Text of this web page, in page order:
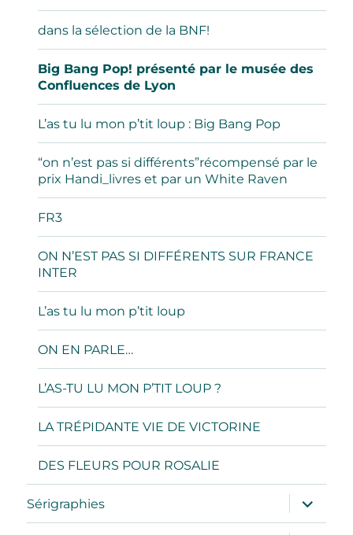
dans la sélection de la BNF!
Big Bang Pop! présenté par le musée des
Confluences de Lyon
L’as tu lu mon p’tit loup : Big Bang Pop
“on n’est pas si différents”récompensé par le
prix Handi_livres et par un White Raven
FR3
ON N’EST PAS SI DIFFÉRENTS SUR FRANCE
INTER
L’as tu lu mon p’tit loup
ON EN PARLE…
L’AS-TU LU MON P’TIT LOUP ?
LA TRÉPIDANTE VIE DE VICTORINE
DES FLEURS POUR ROSALIE
Sérigraphies
ouvrir
le
sous-